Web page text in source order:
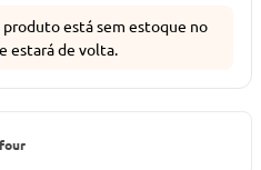
está sem estoque no
estará de volta.